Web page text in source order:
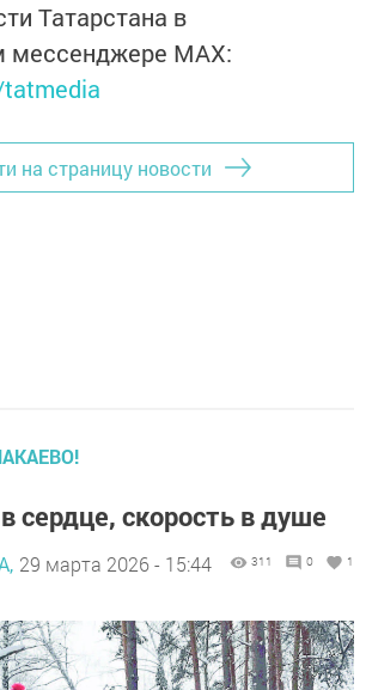
Татарстана в
мессенджере MАХ:
на страницу новости
сердце, скорость в душе
29 марта 2026 - 15:44 311 0 1